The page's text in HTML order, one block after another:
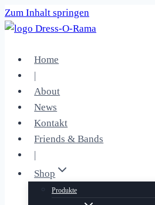
Zum Inhalt springen
Home
|
About
News
Kontakt
Friends & Bands
|
Shop
Produkte